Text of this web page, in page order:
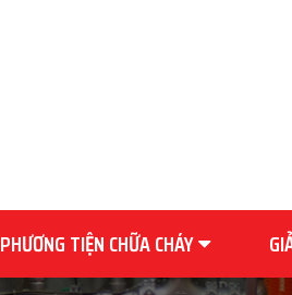
PHƯƠNG TIỆN CHỮA CHÁY